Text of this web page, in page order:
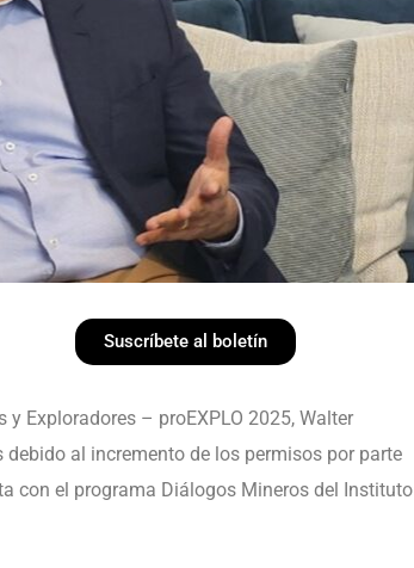
Suscríbete al boletín
y Exploradores – proEXPLO 2025, Walter
al incremento de los permisos por parte
con el programa Diálogos Mineros del Instituto